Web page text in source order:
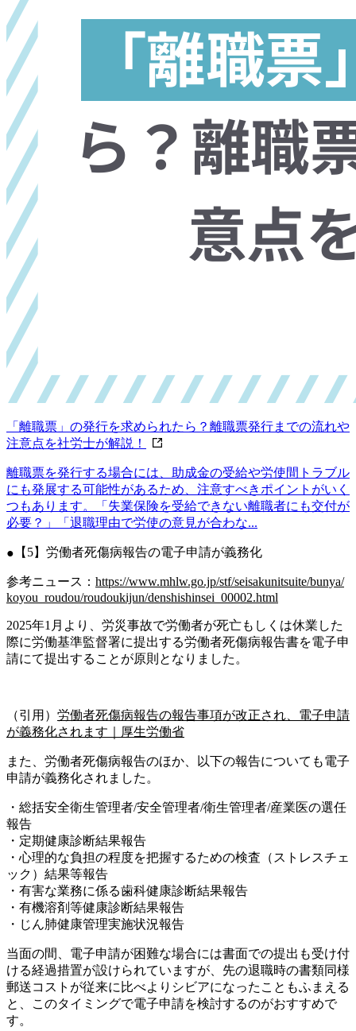
「離職票」の発行を求められたら？離職票発行までの流れや
注意点を社労士が解説！
離職票を発行する場合には、助成金の受給や労使間トラブル
にも発展する可能性があるため、注意すべきポイントがいく
つもあります。「失業保険を受給できない離職者にも交付が
必要？」「退職理由で労使の意見が合わな...
【5】労働者死傷病報告の電子申請が義務化
参考ニュース： https://www.mhlw.go.jp/stf/seisakunitsuite/bunya/
koyou_roudou/roudoukijun/denshishinsei_00002.html
2025年1月より、労災事故で労働者が死亡もしくは休業した
際に労働基準監督署に提出する労働者死傷病報告書を電子申
請にて提出することが原則となりました。
（引用） 労働者死傷病報告の報告事項が改正され、電子申請
が義務化されます｜厚生労働省
また、労働者死傷病報告のほか、以下の報告についても電子
申請が義務化されました。
・総括安全衛生管理者/安全管理者/衛生管理者/産業医の選任
報告
・定期健康診断結果報告
・心理的な負担の程度を把握するための検査（ストレスチェ
ック）結果等報告
・有害な業務に係る歯科健康診断結果報告
・有機溶剤等健康診断結果報告
・じん肺健康管理実施状況報告
当面の間、電子申請が困難な場合には書面での提出も受け付
ける経過措置が設けられていますが、先の退職時の書類同様
郵送コストが従来に比べよりシビアになったこともふまえる
と、このタイミングで電子申請を検討するのがおすすめで
す。